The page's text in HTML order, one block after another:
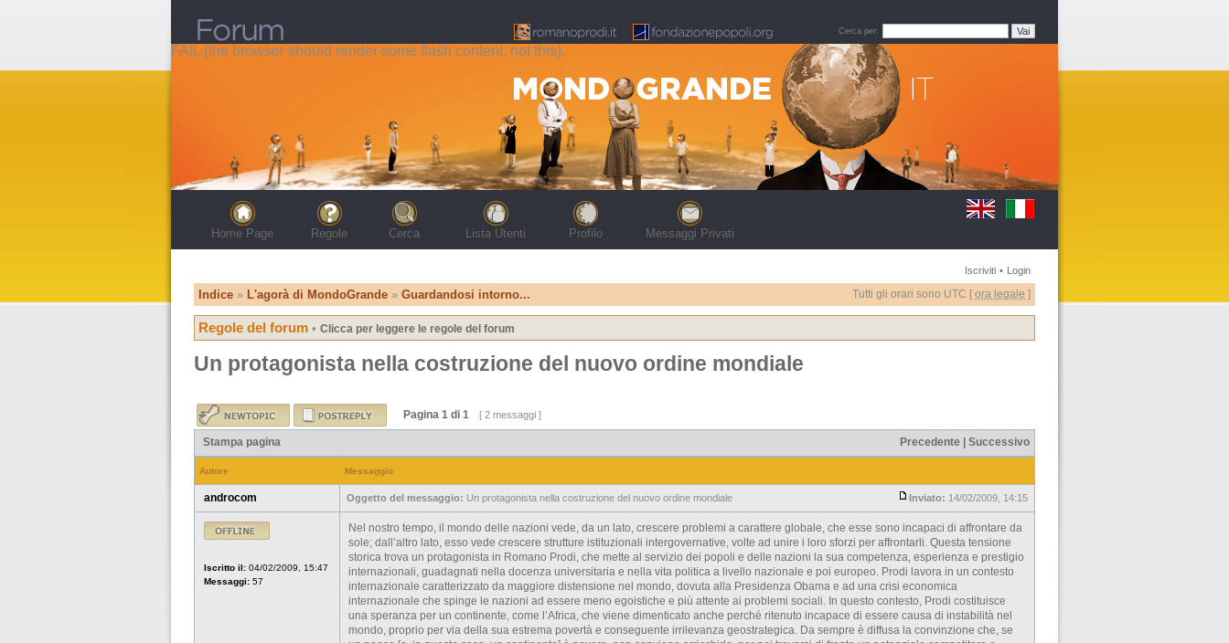
Cerca per:
FAIL (the browser should render some flash content, not this).
Home Page Regole Cerca Lista Utenti Profilo Messaggi Privati
Iscriviti • Login
Indice » L'agorà di MondoGrande » Guardandosi intorno... Tutti gli orari sono UTC [ ora legale ]
Regole del forum • Clicca per leggere le regole del forum
Un protagonista nella costruzione del nuovo ordine mondiale
Pagina 1 di 1 [ 2 messaggi ]
Stampa pagina Precedente Successivo
Autore Messaggio
androcom Oggetto del messaggio: Un protagonista nella costruzione del nuovo ordine mondiale Inviato: 14/02/2009, 14:15
Iscritto il: 04/02/2009, 15:47
Messaggi: 57
Nel nostro tempo, il mondo delle nazioni vede, da un lato, crescere problemi a carattere globale, che esse sono incapaci di affrontare da
sole; dall’altro lato, esso vede crescere strutture istituzionali intergovernative, volte ad unire i loro sforzi per affrontarli. Questa tensione
storica trova un protagonista in Romano Prodi, che mette al servizio dei popoli e delle nazioni la sua competenza, esperienza e prestigio
internazionali, guadagnati nella docenza universitaria e nella vita politica a livello nazionale e poi europeo. Prodi lavora in un contesto
internazionale caratterizzato da maggiore distensione nel mondo, dovuta alla Presidenza Obama e ad una crisi economica
internazionale che spinge le nazioni ad essere meno egoistiche e più attente ai problemi sociali. In questo contesto, Prodi costituisce
una speranza per un continente, come l’Africa, che viene dimenticato anche perché ritenuto incapace di essere causa di instabilità nel
mondo, proprio per via della sua estrema povertà e conseguente irrilevanza geostrategica. Da sempre è diffusa la convinzione che, se